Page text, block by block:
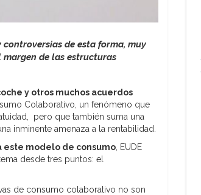
controversias de esta forma, muy
de las estructuras
y otros muchos acuerdos
Colaborativo, un fenómeno que
pero que también suma una
inminente amenaza a la rentabilidad.
este modelo de consumo , EUDE
desde tres puntos: el
de consumo colaborativo no son